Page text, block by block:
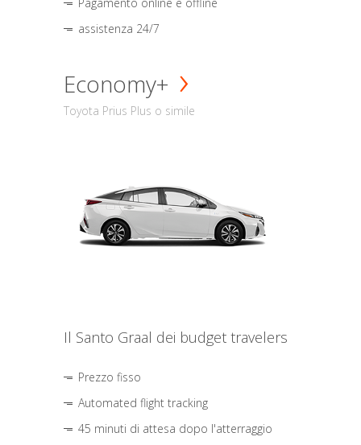
assistenza 24/7
Economy+
Toyota Prius Plus o simile
Il Santo Graal dei budget travelers
Prezzo fisso
Automated flight tracking
45 minuti di attesa dopo l'atterraggio